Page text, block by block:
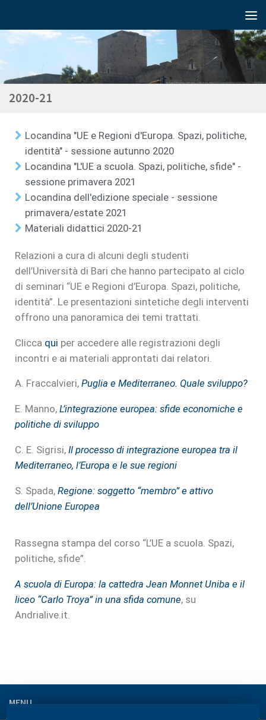
2020-21
Locandina "UE e Regioni d'Europa. Spazi, politiche,
identità" - sessione autunno 2020
Locandina "L'UE a scuola. Spazi, politiche, sfide" -
sessione primavera 2021
Locandina dell'edizione speciale - sessione
primavera/estate 2021
Materiali didattici 2020-21
Relazioni a cura di alcuni degli studenti
dell’Università di Bari che hanno partecipato al ciclo
di seminari “UE e Regioni d’Europa. Spazi, politiche,
identità”. Le presentazioni sintetiche degli interventi
offrono una panoramica dei temi trattati.
Clicca qui per accedere alle registrazioni degli
incontri e ai materiali approntati dai relatori.
A. Fraccalvieri, Puglia e Mediterraneo. Quale sviluppo?
E. Manno, L’integrazione europea: sfide economiche e
politiche di sviluppo
C. E. Sigrisi, Il processo di integrazione europea tra il
Mediterraneo, l’Europa e le sue regioni
S. Spada, Regione: soggetto “membro” e attivo
dell’Unione Europea
Rassegna stampa del corso “L’UE a scuola. Spazi,
politiche, sfide”.
A scuola di Europa: la cattedra Jean Monnet Uniba e il
liceo “Carlo Troya” in una sfida comune, su
Andrialive.it.
MENU